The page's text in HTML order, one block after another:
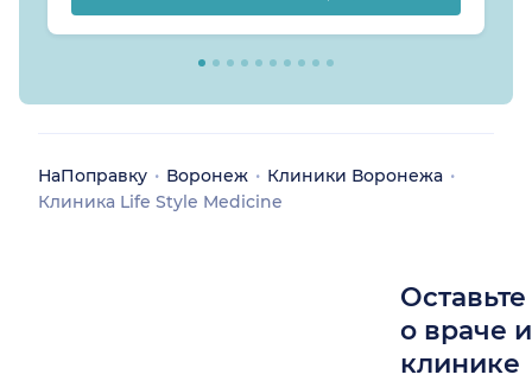
НаПоправку Воронеж
Клиники Воронежа
Клиника Life Style Medicine
о враче
клинике